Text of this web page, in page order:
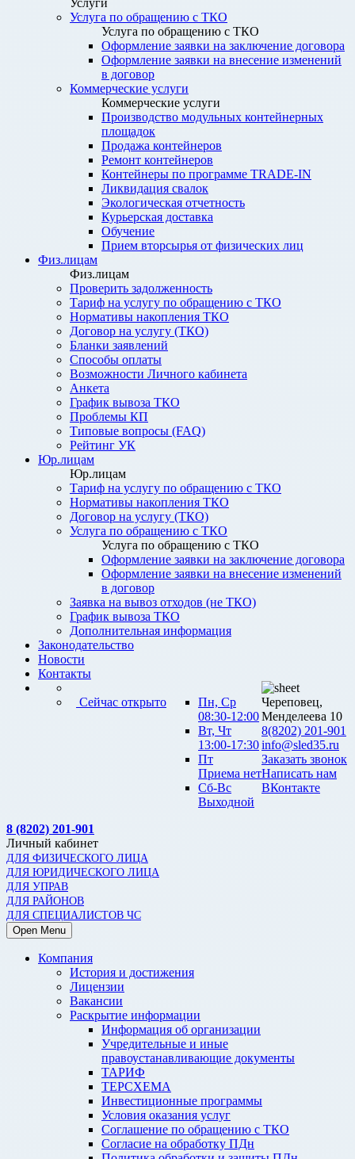
Услуги
Услуга по обращению с ТКО
Услуга по обращению с ТКО
Оформление заявки на заключение договора
Оформление заявки на внесение изменений
в договор
Коммерческие услуги
Коммерческие услуги
Производство модульных контейнерных
площадок
Продажа контейнеров
Ремонт контейнеров
Контейнеры по программе TRADE-IN
Ликвидация свалок
Экологическая отчетность
Курьерская доставка
Обучение
Прием вторсырья от физических лиц
Физ.лицам
Физ.лицам
Проверить задолженность
Тариф на услугу по обращению с ТКО
Нормативы накопления ТКО
Договор на услугу (ТКО)
Бланки заявлений
Способы оплаты
Возможности Личного кабинета
Анкета
График вывоза ТКО
Проблемы КП
Типовые вопросы (FAQ)
Рейтинг УК
Юр.лицам
Юр.лицам
Тариф на услугу по обращению с ТКО
Нормативы накопления ТКО
Договор на услугу (ТКО)
Услуга по обращению с ТКО
Услуга по обращению с ТКО
Оформление заявки на заключение договора
Оформление заявки на внесение изменений
в договор
Заявка на вывоз отходов (не ТКО)
График вывоза ТКО
Дополнительная информация
Законодательство
Новости
Контакты
Сейчас открыто
Пн, Ср
08:30-12:00
Вт, Чт
13:00-17:30
Пт
Приема нет
Сб-Вс
Выходной
Череповец,
Менделеева 10
8(8202) 201-901
info@sled35.ru
Заказать звонок
Написать нам
ВКонтакте
8 (8202) 201-901
Личный кабинет
ДЛЯ ФИЗИЧЕСКОГО ЛИЦА
ДЛЯ ЮРИДИЧЕСКОГО ЛИЦА
ДЛЯ УПРАВ
ДЛЯ РАЙОНОВ
ДЛЯ СПЕЦИАЛИСТОВ ЧС
Open Menu
Компания
История и достижения
Лицензии
Вакансии
Раскрытие информации
Информация об организации
Учредительные и иные
правоустанавливающие документы
ТАРИФ
ТЕРСХЕМА
Инвестиционные программы
Условия оказания услуг
Соглашение по обращению с ТКО
Согласие на обработку ПДн